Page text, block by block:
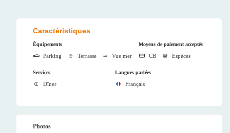
Caractéristiques
Équipements
Parking Terrasse Vue mer
Moyens de paiement acceptés
CB Espèces
Services
Dîner
Langues parlées
Français
Photos